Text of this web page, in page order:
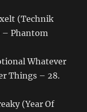
(Technik
– Phantom
Whatever
Things – 28.
(Year Of